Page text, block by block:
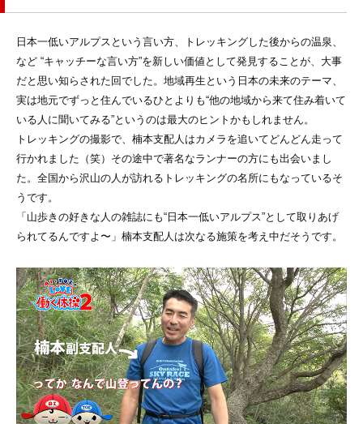
日本一低いアルプスという言い方、トレッキングした後からの温泉、
など “キャッチーな言い方”を新しい価値として発見することが、大事
だと思い知らされた回でした。地域再生という日本の未来のテーマ、
実は地元でずっと住んでいるひとよりも“他の地域から来て住み着いて
いる人に聞いてみる”というのは最大のヒントかもしれません。
トレッキングの撮影で、楠本支配人はカメラを追いてどんどん走って
行かれました（笑）その途中で著名なランナーの方にも出会いまし
た。全国から沢山の人が訪れるトレッキングの名所にもなっているそ
うです。
「山歩きの好きな人の雑誌にも“日本一低いアルプス”として取りあげ
られてるんですよ〜」楠本支配人は次なる施策を考え中だそうです。